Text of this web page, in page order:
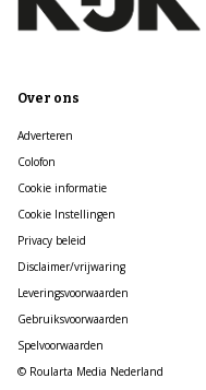
Over ons
Adverteren
Colofon
Cookie informatie
Cookie Instellingen
Privacy beleid
Disclaimer/vrijwaring
Leveringsvoorwaarden
Gebruiksvoorwaarden
Spelvoorwaarden
© Roularta Media Nederland